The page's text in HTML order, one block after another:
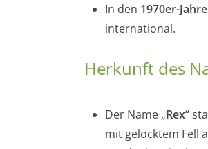
In den 1970er-
international.
Herkunft des
Der Name „Rex“
mit gelocktem Fell